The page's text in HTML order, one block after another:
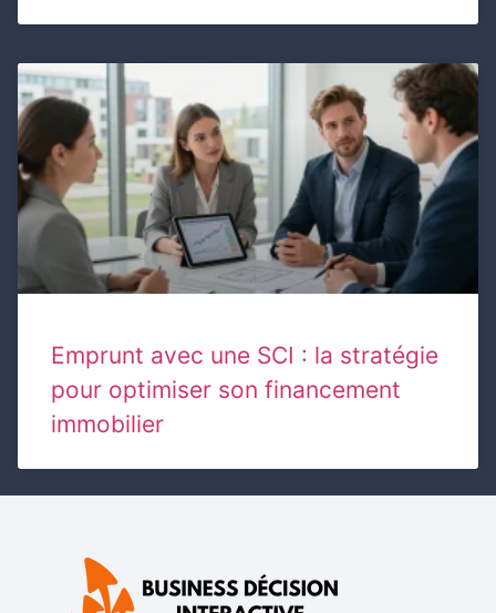
Emprunt avec une SCI : la stratégie
pour optimiser son financement
immobilier